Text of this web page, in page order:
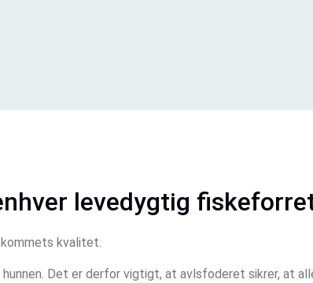
levedygtig
kvalitet.
Det er derfor vigtigt, at avlsfoderet sikrer, at